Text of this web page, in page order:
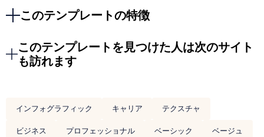
このテンプレートの特徴
このテンプレートを見つけた人は次のサイト
も訪れます
インフォグラフィック キャリア
テクスチャ
ビジネス
プロフェッショナル ベーシック
ベージュ